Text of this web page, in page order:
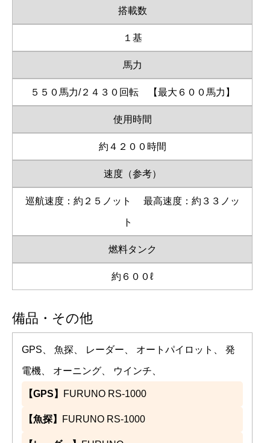
搭載数
１基
馬力
５５０馬力/２４３０回転 【最大６００馬力】
使用時間
約４２００時間
速度（参考）
巡航速度：約２５ノット 最高速度：約３３ノッ
ト
燃料タンク
約６００ℓ
備品・その他
GPS、 魚探、 レーダー、 オートパイロット、 発
電機、 オーニング、 ウインチ、
【GPS】 FURUNO RS-1000
【魚探】 FURUNO RS-1000